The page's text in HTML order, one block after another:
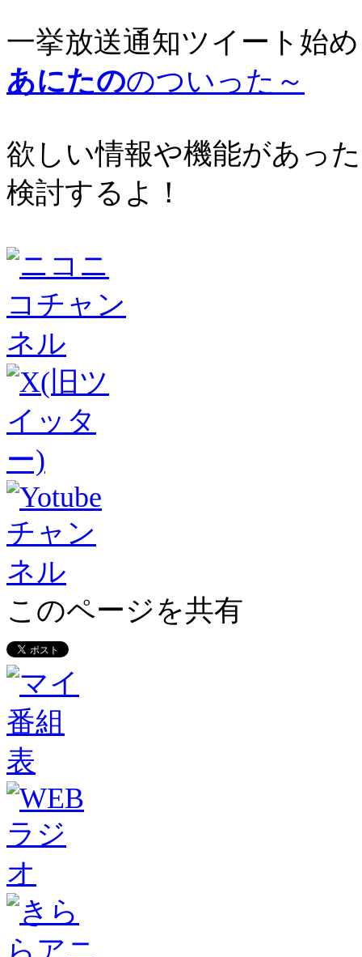
一挙放送通知ツイート始
あにたののついった～
欲しい情報や機能があっ
検討するよ！
このページを共有